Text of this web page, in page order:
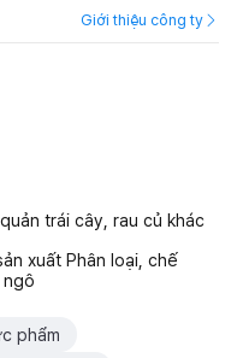
Giới thiệu công ty
trái cây, rau củ khác
xuất Phân loại, chế
phẩm